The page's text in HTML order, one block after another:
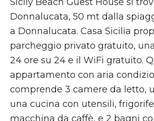
Donnalucata, 50 mt dalla
a Donnalucata. Casa Sicilia
parcheggio privato gratuito,
24 ore su 24 e il WiFi gratuito.
appartamento con aria
comprende 3 camere da letto,
una cucina con utensili,
macchina da caffè, e 2 bagni